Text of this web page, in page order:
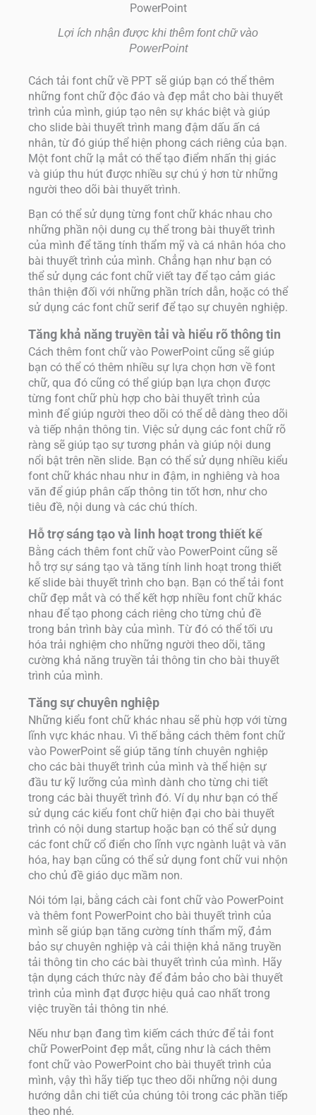
Lợi ích nhận được khi thêm font chữ vào
PowerPoint
Cách tải font chữ về PPT sẽ giúp bạn có thể thêm
những font chữ độc đáo và đẹp mắt cho bài thuyết
trình của mình, giúp tạo nên sự khác biệt và giúp
cho slide bài thuyết trình mang đậm dấu ấn cá
nhân, từ đó giúp thể hiện phong cách riêng của bạn.
Một font chữ lạ mắt có thể tạo điểm nhấn thị giác
và giúp thu hút được nhiều sự chú ý hơn từ những
người theo dõi bài thuyết trình.
Bạn có thể sử dụng từng font chữ khác nhau cho
những phần nội dung cụ thể trong bài thuyết trình
của mình để tăng tính thẩm mỹ và cá nhân hóa cho
bài thuyết trình của mình. Chẳng hạn như bạn có
thể sử dụng các font chữ viết tay để tạo cảm giác
thân thiện đối với những phần trích dẫn, hoặc có thể
sử dụng các font chữ serif để tạo sự chuyên nghiệp.
Tăng khả năng truyền tải và hiểu rõ thông tin
Cách thêm font chữ vào PowerPoint cũng sẽ giúp
bạn có thể có thêm nhiều sự lựa chọn hơn về font
chữ, qua đó cũng có thể giúp bạn lựa chọn được
từng font chữ phù hợp cho bài thuyết trình của
mình để giúp người theo dõi có thể dễ dàng theo dõi
và tiếp nhận thông tin. Việc sử dụng các font chữ rõ
ràng sẽ giúp tạo sự tương phản và giúp nội dung
nổi bật trên nền slide. Bạn có thể sử dụng nhiều kiểu
font chữ khác nhau như in đậm, in nghiêng và hoa
văn để giúp phân cấp thông tin tốt hơn, như cho
tiêu đề, nội dung và các chú thích.
Hỗ trợ sáng tạo và linh hoạt trong thiết kế
Bằng cách thêm font chữ vào PowerPoint cũng sẽ
hỗ trợ sự sáng tạo và tăng tính linh hoạt trong thiết
kế slide bài thuyết trình cho bạn. Bạn có thể tải font
chữ đẹp mắt và có thể kết hợp nhiều font chữ khác
nhau để tạo phong cách riêng cho từng chủ đề
trong bản trình bày của mình. Từ đó có thể tối ưu
hóa trải nghiệm cho những người theo dõi, tăng
cường khả năng truyền tải thông tin cho bài thuyết
trình của mình.
Tăng sự chuyên nghiệp
Những kiểu font chữ khác nhau sẽ phù hợp với từng
lĩnh vực khác nhau. Vì thế bằng cách thêm font chữ
vào PowerPoint sẽ giúp tăng tính chuyên nghiệp
cho các bài thuyết trình của mình và thể hiện sự
đầu tư kỹ lưỡng của mình dành cho từng chi tiết
trong các bài thuyết trình đó. Ví dụ như bạn có thể
sử dụng các kiểu font chữ hiện đại cho bài thuyết
trình có nội dung startup hoặc bạn có thể sử dụng
các font chữ cổ điển cho lĩnh vực ngành luật và văn
hóa, hay bạn cũng có thể sử dụng font chữ vui nhộn
cho chủ đề giáo dục mầm non.
Nói tóm lại, bằng cách cài font chữ vào PowerPoint
và thêm font PowerPoint cho bài thuyết trình của
mình sẽ giúp bạn tăng cường tính thẩm mỹ, đảm
bảo sự chuyên nghiệp và cải thiện khả năng truyền
tải thông tin cho các bài thuyết trình của mình. Hãy
tận dụng cách thức này để đảm bảo cho bài thuyết
trình của mình đạt được hiệu quả cao nhất trong
việc truyền tải thông tin nhé.
Nếu như bạn đang tìm kiếm cách thức để tải font
chữ PowerPoint đẹp mắt, cũng như là cách thêm
font chữ vào PowerPoint cho bài thuyết trình của
mình, vậy thì hãy tiếp tục theo dõi những nội dung
hướng dẫn chi tiết của chúng tôi trong các phần tiếp
theo nhé.